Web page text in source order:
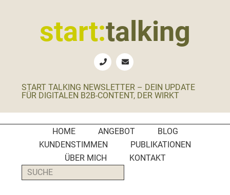
start:talking
B2B-
Social
Media
Manager
PR-
Agenturen
START TALKING NEWSLETTER – DEIN UPDATE
FÜR DIGITALEN B2B-CONTENT, DER WIRKT
HOME ANGEBOT
BLOG
KUNDENSTIMMEN
PUBLIKATIONEN
ÜBER MICH
KONTAKT
SUCHE